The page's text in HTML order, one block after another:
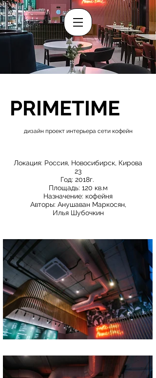
PRIMETIME
дизайн проект интерьера сети кофейн
Локация: Россия, Новосибирск, Кирова
23
Год: 2018г.
Площадь: 120 кв.м
Назначение: кофейня
Авторы: Анушаван Маркосян,
Илья Шубочкин